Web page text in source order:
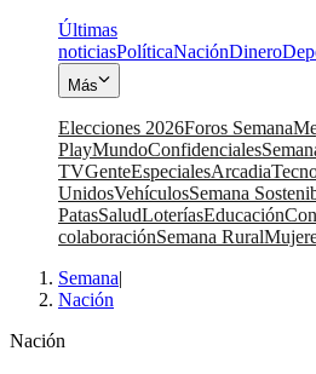
Últimas
noticiasPolíticaNaciónDinero
Más
Elecciones 2026Foros Semana
PlayMundoConfidenciales
TVGenteEspecialesArcadia
UnidosVehículosSemana
PatasSaludLoteríasEducación
colaboraciónSemana Rural
Semana|
Nación
Nación